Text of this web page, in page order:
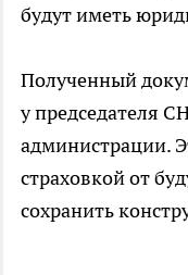
будут иметь
Полученный
у председателя
администрации.
страховкой от
сохранить